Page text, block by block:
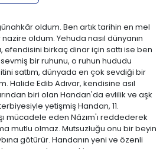
oldum. Ben artık tarihin en mel
oldum. Yehuda nasıl dünyanın
efendisini birkaç dinar için sattı ise ben
bir ruhunu, o ruhun hududu
sattım, dünyada en çok sevdiği bir
Halide Edib Adıvar, kendisine asıl
biri olan Handan'da evlilik ve aşk
yetişmiş Handan, 11.
mücadele eden Nâzım'ı reddederek
mutlu olmaz. Mutsuzluğu onu bir beyin
götürür. Handanın yeni ve özenli